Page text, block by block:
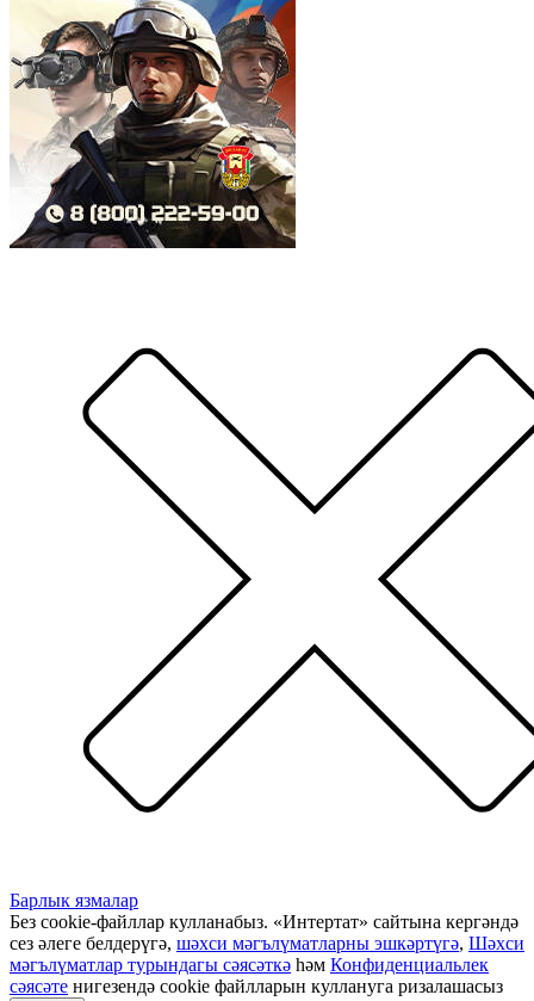
Барлык язмалар
Без cookie-файллар кулланабыз. «Интертат» сайтына кергәндә
сез әлеге белдерүгә, шәхси мәгълүматларны эшкәртүгә, Шәхси
мәгълүматлар турындагы сәясәткә һәм Конфиденциальлек
сәясәте нигезендә cookie файлларын куллануга ризалашасыз